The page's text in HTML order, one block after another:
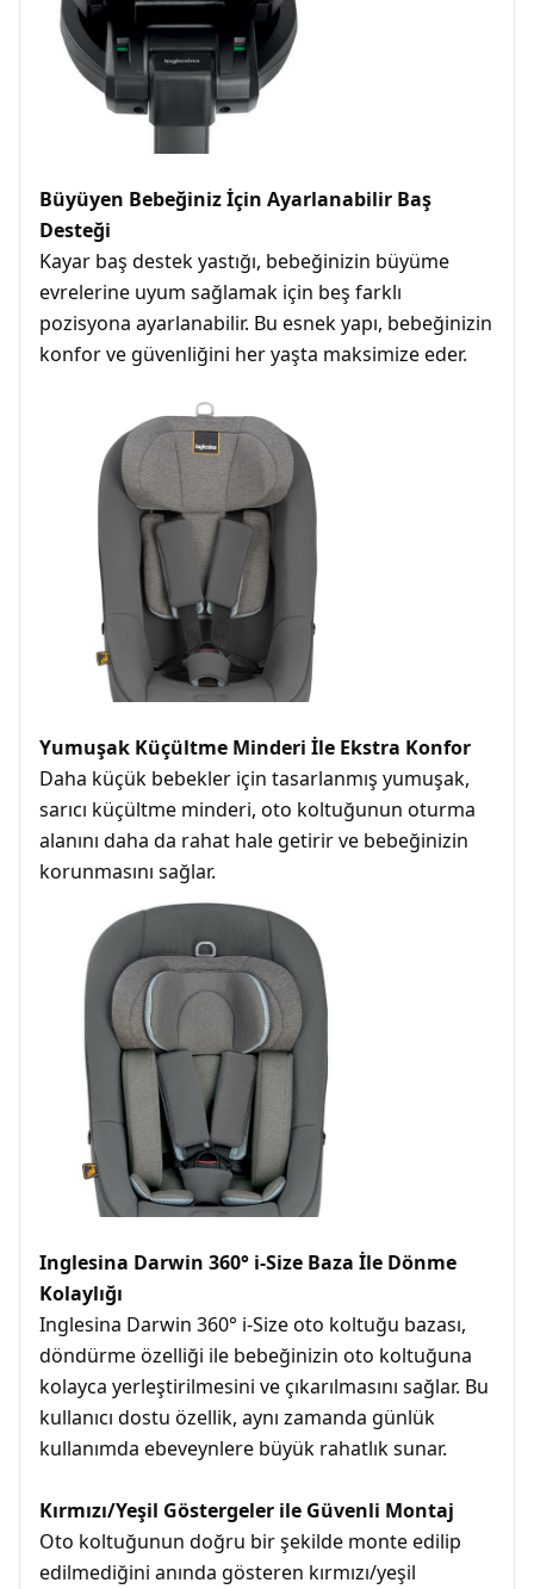
Büyüyen Bebeğiniz İçin Ayarlanabilir Baş
Desteği
Kayar baş destek yastığı, bebeğinizin büyüme
evrelerine uyum sağlamak için beş farklı
pozisyona ayarlanabilir. Bu esnek yapı, bebeğinizin
konfor ve güvenliğini her yaşta maksimize eder.
Yumuşak Küçültme Minderi İle Ekstra Konfor
Daha küçük bebekler için tasarlanmış yumuşak,
sarıcı küçültme minderi, oto koltuğunun oturma
alanını daha da rahat hale getirir ve bebeğinizin
korunmasını sağlar.
Inglesina Darwin 360° i-Size Baza İle Dönme
Kolaylığı
Inglesina Darwin 360° i-Size oto koltuğu bazası,
döndürme özelliği ile bebeğinizin oto koltuğuna
kolayca yerleştirilmesini ve çıkarılmasını sağlar. Bu
kullanıcı dostu özellik, aynı zamanda günlük
kullanımda ebeveynlere büyük rahatlık sunar.
Kırmızı/Yeşil Göstergeler ile Güvenli Montaj
Oto koltuğunun doğru bir şekilde monte edilip
edilmediğini anında gösteren kırmızı/yeşil